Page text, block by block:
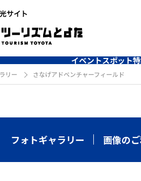
イベントスポット
リー さなげアドベンチャーフィールド
フォトギャラリー 画像の